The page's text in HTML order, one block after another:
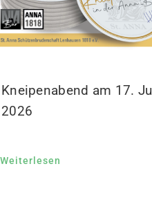
Kneipenabend am 17.
2026
Weiterlesen